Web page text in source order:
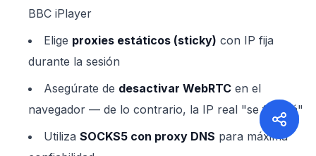
BBC iPlayer
Elige proxies estáticos (sticky) con IP fija
durante la sesión
Asegúrate de desactivar WebRTC en el
navegador — de lo contrario, la IP real "se filtrará"
Utiliza SOCKS5 con proxy DNS para máxima